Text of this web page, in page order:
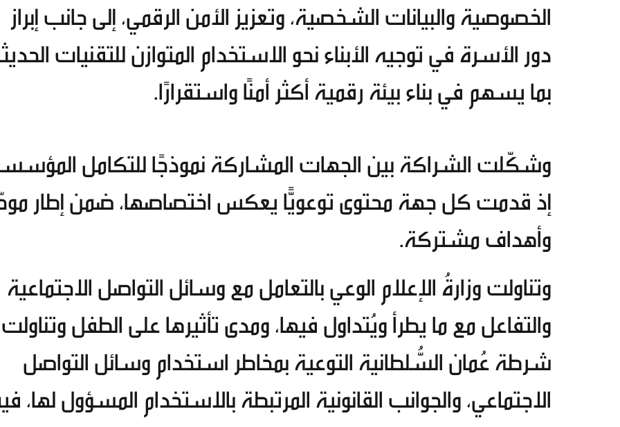
الخصوصية والبيانات الشخصية، وتعزيز الأمن الرقمي، إلى جانب إبراز
دور الأسرة في توجيه الأبناء نحو الاستخدام المتوازن للتقنيات
بما يسهم في بناء بيئة رقمية أكثر أمنًا واستقرارًا.
وشكّلت الشراكة بين الجهات المشاركة نموذجًا للتكامل
إذ قدمت كل جهة محتوى توعويًّا يعكس اختصاصها، ضمن إطار
وأهداف مشتركة.
وتناولت وزارةُ الإعلام الوعي بالتعامل مع وسائل التواصل الاجتماعية
والتفاعل مع ما يطرأ ويُتداول فيها، ومدى تأثيرها على الطفل وتناولت
شرطة عُمان السُّلطانية التوعية بمخاطر استخدام وسائل التواصل
الاجتماعي، والجوانب القانونية المرتبطة بالاستخدام المسؤول لها،